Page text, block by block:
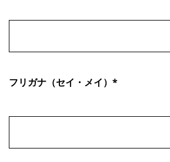
フリガナ（セイ・メイ）*